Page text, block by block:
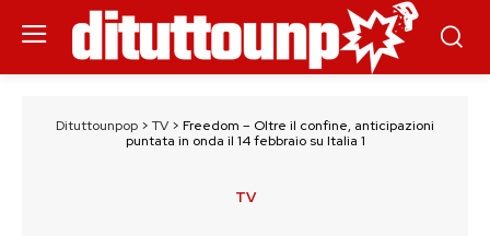
Dituttounpop > TV > Freedom – Oltre il confine, anticipazioni
puntata in onda il 14 febbraio su Italia 1
TV